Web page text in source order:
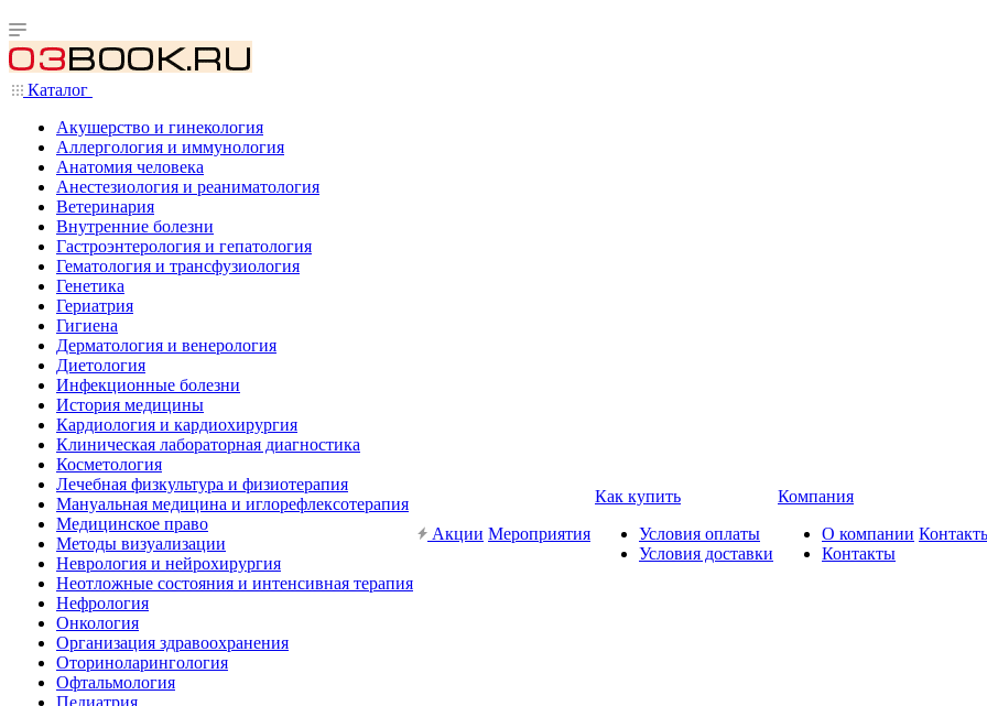
Каталог
Акушерство и гинекология
Аллергология и иммунология
Анатомия человека
Анестезиология и реаниматология
Ветеринария
Внутренние болезни
Гастроэнтерология и гепатология
Гематология и трансфузиология
Генетика
Гериатрия
Гигиена
Дерматология и венерология
Диетология
Инфекционные болезни
История медицины
Кардиология и кардиохирургия
Клиническая лабораторная диагностика
Косметология
Лечебная физкультура и физиотерапия
Мануальная медицина и иглорефлексотерапия
Медицинское право
Методы визуализации
Неврология и нейрохирургия
Неотложные состояния и интенсивная терапия
Нефрология
Онкология
Организация здравоохранения
Оториноларингология
Офтальмология
Педиатрия
Акции Мероприятия
Как купить
Условия оплаты
Условия доставки
Компания
О компании
Контакты